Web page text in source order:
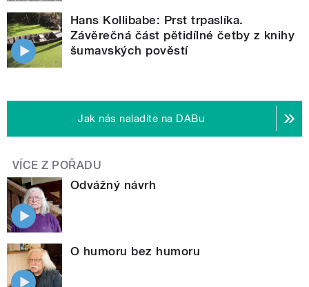
Hans Kollibabe: Prst trpaslíka.
Závěrečná část pětidílné četby z knihy
šumavských pověstí
Jak nás naladíte na DABu
VÍCE Z POŘADU
Odvážný návrh
O humoru bez humoru